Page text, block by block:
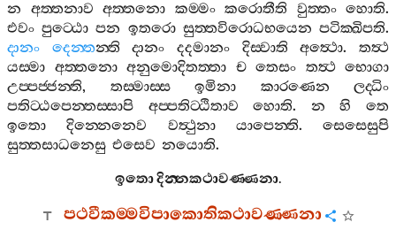
න
අත‍්තනාව අත‍්තනො කම‍්මං කරොතීති වුත‍්තං හොති.
එවං පුට‍්ඨො පන ඉතරො සුත‍්තවිරොධභයෙන පටික‍්ඛිපති.
දානං
දෙන‍්තන‍්ති දානං දදමානං දිස‍්වාති අත්‍ථො.තත්‍ථ
යස‍්මා අත‍්තනො අනුමොදිතත‍්තා ච තෙසං තත්‍ථ භොගා
උප‍්පජ‍්ජන‍්ති, තස‍්මාස‍්ස ඉමිනා කාරණෙන
ලද‍්ධිං
පතිට‍්ඨපෙන‍්තස‍්සාපි
අප‍්පතිට‍්ඨිතාව හොති. න හි
තෙ
ඉතො
දින‍්නෙනෙව වත්‍ථුනා යාපෙන‍්ති. සෙසෙසුපි
සුත‍්තසාධනෙසු එසෙව නයොති.
ඉතොදින‍්නකථාවණ‍්ණනා.
පථවීකම‍්මවිපාකොතිකථාවණ‍්ණනා